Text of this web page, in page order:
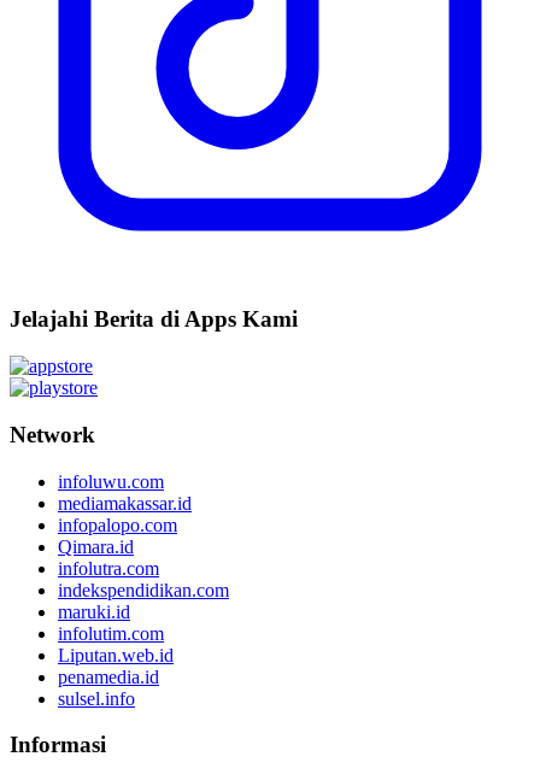
Jelajahi Berita di Apps Kami
Network
infoluwu.com
mediamakassar.id
infopalopo.com
Qimara.id
infolutra.com
indekspendidikan.com
maruki.id
infolutim.com
Liputan.web.id
penamedia.id
sulsel.info
Informasi